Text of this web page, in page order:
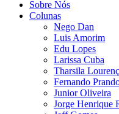
Sobre Nós
Colunas
Nego Dan
Luis Amorim
Edu Lopes
Larissa Cuba
Tharsila
Fernando
Junior Oliveira
Jorge Henrique